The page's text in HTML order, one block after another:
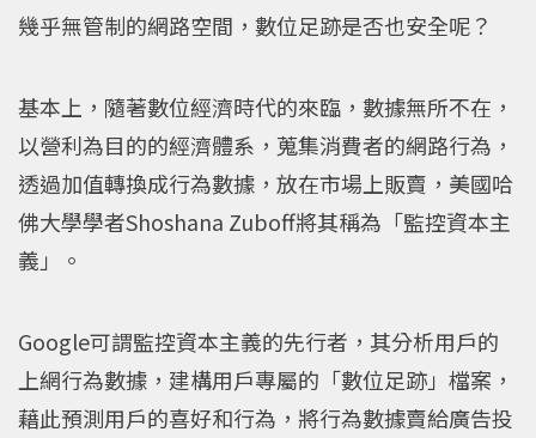
幾乎無管制的網路空間，數位足跡是否也安全呢？
基本上，隨著數位經濟時代的來臨，數據無所不在，
以營利為目的的經濟體系，蒐集消費者的網路行為，
透過加值轉換成行為數據，放在市場上販賣，美國哈
佛大學學者Shoshana Zuboff將其稱為「監控資本主
義」。
Google可謂監控資本主義的先行者，其分析用戶的
上網行為數據，建構用戶專屬的「數位足跡」檔案，
藉此預測用戶的喜好和行為，將行為數據賣給廣告投